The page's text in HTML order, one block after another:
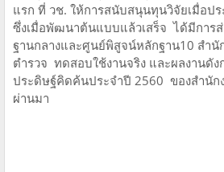
แรก ที่ วช. ให้การสนับสนุนทุนวิจัยเมื่อป
ซึ่งเมื่อพัฒนาต้นแบบแล้วเสร็จ ได้มีการ
ฐานกลางและศูนย์พิสูจน์หลักฐาน10 สำ
ตำรวจ ทดสอบใช้งานจริง และผลงานดัง
ประดิษฐ์คิดค้นประจำปี 2560 ของสำนัก
ผ่านมา